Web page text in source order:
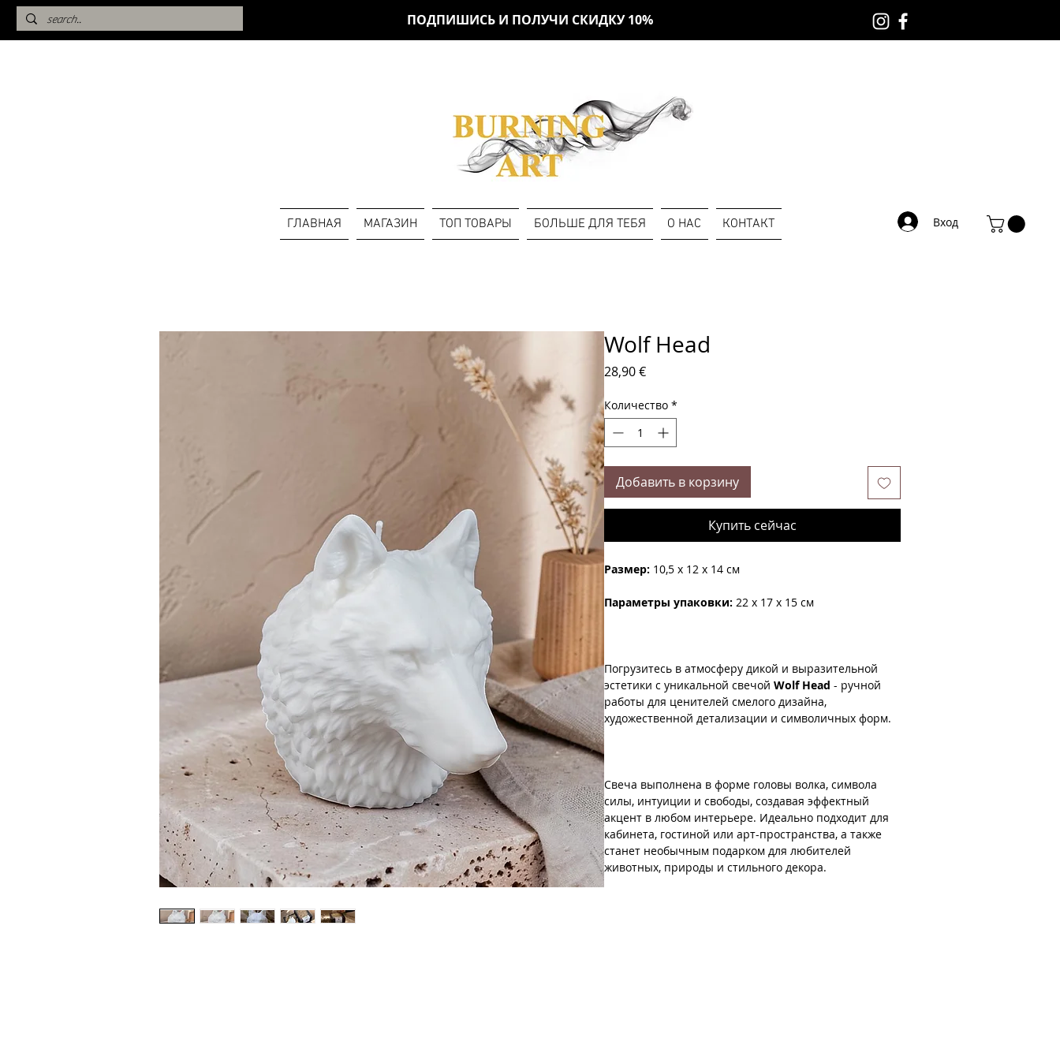
ПОДПИШИСЬ И ПОЛУЧИ СКИДКУ 10%
ГЛАВНАЯ МАГАЗИН ТОП ТОВАРЫ БОЛЬШЕ ДЛЯ ТЕБЯ О НАС КОНТАКТ Вход
Wolf Head
28,90 €Цена
Количество *
Добавить в корзину
Купить сейчас
Размер: 10,5 x 12 x 14 см
Параметры упаковки: 22 x 17 x 15 см
Погрузитесь в атмосферу дикой и выразительной
эстетики с уникальной свечой Wolf Head - ручной
работы для ценителей смелого дизайна,
художественной детализации и символичных форм.
Свеча выполнена в форме головы волка, символа
силы, интуиции и свободы, создавая эффектный
акцент в любом интерьере. Идеально подходит для
кабинета, гостиной или арт-пространства, а также
станет необычным подарком для любителей
животных, природы и стильного декора.